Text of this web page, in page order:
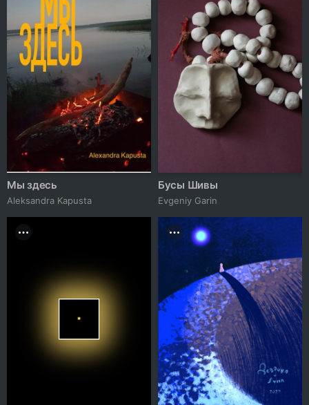
Мы здесь
Aleksandra Kapusta
Бусы Шивы
Evgeniy Garin